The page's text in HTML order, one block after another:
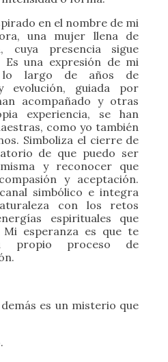
en el nombre de mi
una mujer llena de
cuya presencia sigue
Es una expresión de mi
lo largo de años de
evolución, guiada por
acompañado y otras
experiencia, se han
como yo también
Simboliza el cierre de
de que puedo ser
y reconocer que
compasión y aceptación.
simbólico e integra
con los retos
espirituales que
esperanza es que te
propio proceso de